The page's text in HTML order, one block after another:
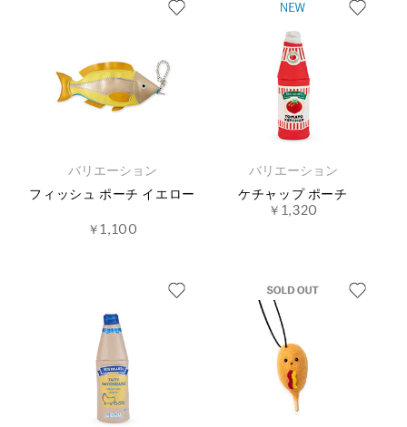
バリエーション
フィッシュ ポーチ イエロー
￥1,100
バリエーション
ケチャップ ポーチ
￥1,320